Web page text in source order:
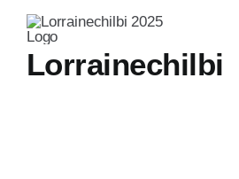
Skip
contentLorrainechilbi